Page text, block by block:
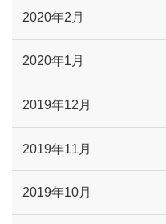
2020年2月
2020年1月
2019年12月
2019年11月
2019年10月